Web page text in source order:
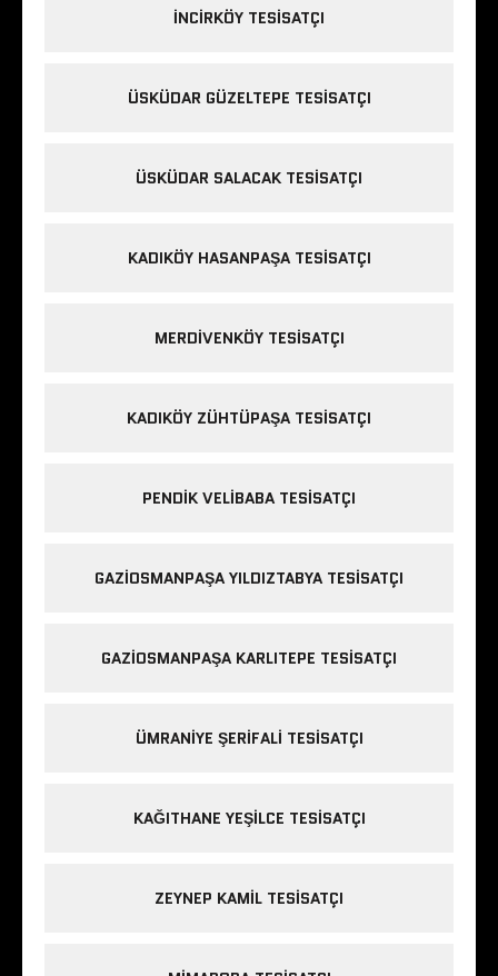
INCIRKÖY TESISATÇI
ÜSKÜDAR GÜZELTEPE TESISATÇI
ÜSKÜDAR SALACAK TESISATÇI
KADIKÖY HASANPAŞA TESISATÇI
MERDIVENKÖY TESISATÇI
KADIKÖY ZÜHTÜPAŞA TESISATÇI
PENDIK VELIBABA TESISATÇI
GAZIOSMANPAŞA YILDIZTABYA TESISATÇI
GAZIOSMANPAŞA KARLITEPE TESISATÇI
ÜMRANIYE ŞERIFALI TESISATÇI
KAĞITHANE YEŞILCE TESISATÇI
ZEYNEP KAMIL TESISATÇI